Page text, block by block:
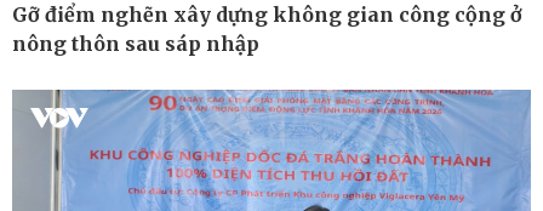
Thế giới
Cuộc sống đó đây
Hồ sơ
Multimedia
Video
E-Magazine
Infographic
Gỡ điểm nghẽn xây dựng không gian công cộng ở
nông thôn sau sáp nhập